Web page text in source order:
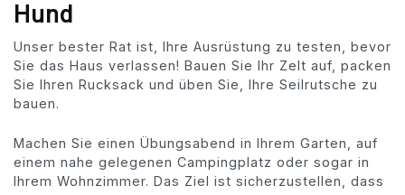
Hund
Unser bester Rat ist, Ihre Ausrüstung zu testen, bevor
Sie das Haus verlassen! Bauen Sie Ihr Zelt auf, packen
Sie Ihren Rucksack und üben Sie, Ihre Seilrutsche zu
bauen.
Machen Sie einen Übungsabend in Ihrem Garten, auf
einem nahe gelegenen Campingplatz oder sogar in
Ihrem Wohnzimmer. Das Ziel ist sicherzustellen, dass